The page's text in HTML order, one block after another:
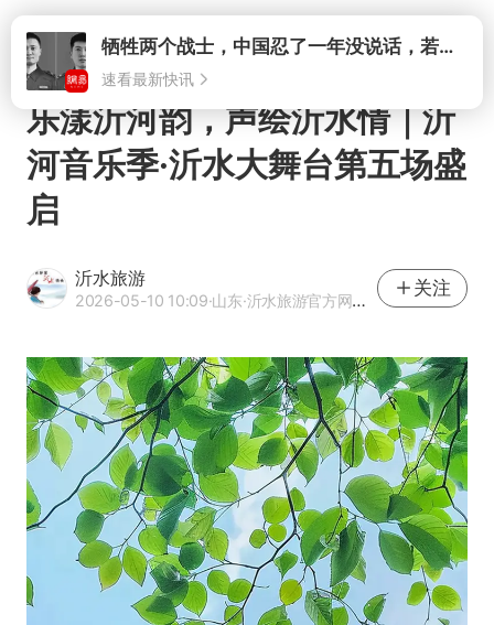
打开
乐漾沂河韵，声绘沂水情｜沂
河音乐季·沂水大舞台第五场盛
启
沂水旅游
2026-05-10 10:09·山东·沂水旅游官方网易号
关注